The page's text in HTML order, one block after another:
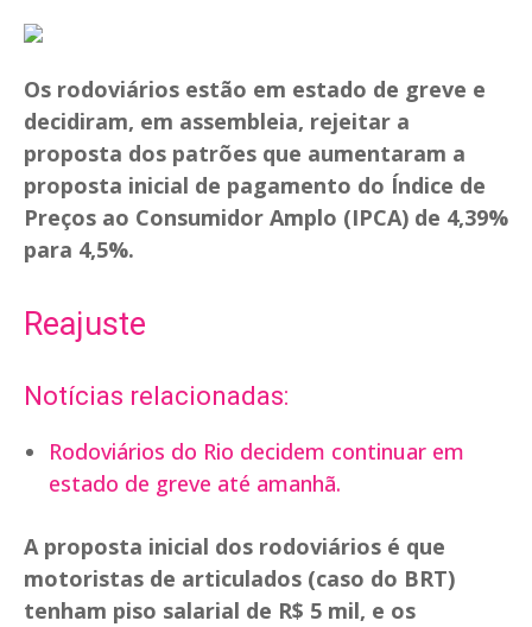
Os rodoviários estão em estado de greve e
decidiram, em assembleia, rejeitar a
proposta dos patrões que aumentaram a
proposta inicial de pagamento do Índice de
Preços ao Consumidor Amplo (IPCA) de 4,39%
para 4,5%.
Reajuste
Notícias relacionadas:
Rodoviários do Rio decidem continuar em
estado de greve até amanhã.
A proposta inicial dos rodoviários é que
motoristas de articulados (caso do BRT)
tenham piso salarial de R$ 5 mil, e os